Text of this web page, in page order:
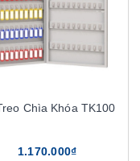
Chìa Khóa TK100
1.170.000₫